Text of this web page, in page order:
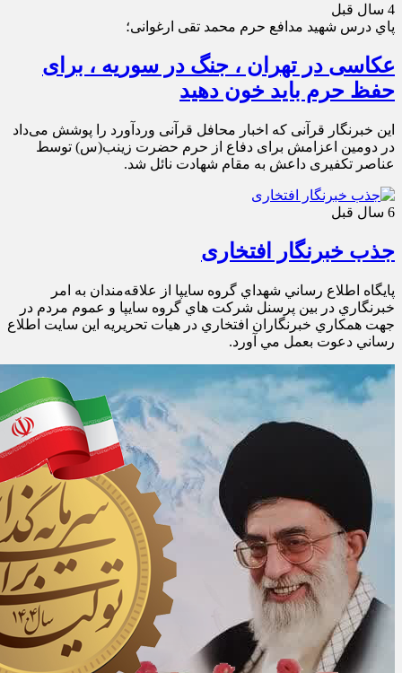
4 سال قبل
پاي درس شهيد مدافع حرم محمد تقی ارغوانی؛
عکاسی در تهران ، جنگ در سوریه ، برای
حفظ حرم باید خون دهید
این خبرنگار قرآنی که اخبار محافل قرآنی وردآورد را پوشش می‌داد
در دومین اعزامش برای دفاع از حرم حضرت زینب(س) توسط
عناصر تکفیری داعش به مقام شهادت نائل شد.
6 سال قبل
جذب خبرنگار افتخاری
پايگاه اطلاع رساني شهداي گروه سايپا از علاقه‌مندان به امر
خبرنگاري در بين پرسنل شركت هاي گروه سايپا و عموم مردم در
جهت همكاري خبرنگاران افتخاري در هيات تحريريه اين سايت اطلاع
رساني دعوت بعمل مي آورد.